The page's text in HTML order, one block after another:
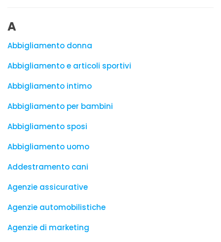
A
Abbigliamento donna
Abbigliamento e articoli sportivi
Abbigliamento intimo
Abbigliamento per bambini
Abbigliamento sposi
Abbigliamento uomo
Addestramento cani
Agenzie assicurative
Agenzie automobilistiche
Agenzie di marketing